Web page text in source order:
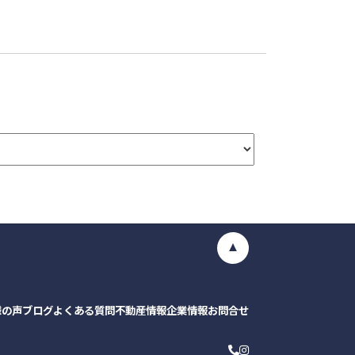
声ブログよくある質問不動産情報企業情報お問合せ